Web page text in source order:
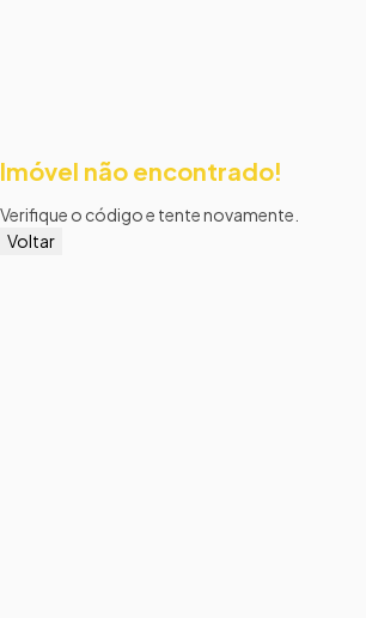
Imóvel não encontrado!
Verifique o código e tente novamente.
Voltar